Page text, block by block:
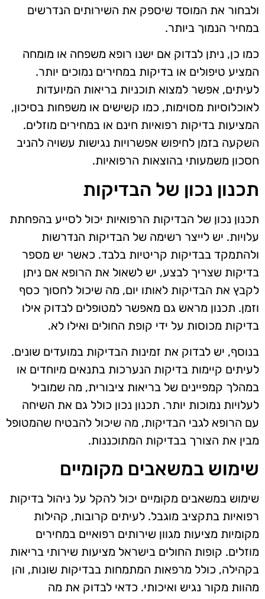
ולבחור את המוסד שיספק את השירותים הנדרשים
במחיר הנמוך ביותר.
כמו כן, ניתן לבדוק אם ישנו רופא משפחה או מומחה
המציע טיפולים או בדיקות במחירים נמוכים יותר.
לעיתים, אפשר למצוא תוכניות בריאות המיועדות
לאוכלוסיות מסוימות, כמו קשישים או משפחות בסיכון,
המציעות בדיקות רפואיות חינם או במחירים מוזלים.
השקעה בזמן לחיפוש אפשרויות נגישות עשויה להניב
חסכון משמעותי בהוצאות הרפואיות.
תכנון נכון של הבדיקות
תכנון נכון של הבדיקות הרפואיות יכול לסייע בהפחתת
עלויות. יש לייצר רשימה של הבדיקות הנדרשות
ולהתמקד בבדיקות קריטיות בלבד. כאשר יש מספר
בדיקות שצריך לבצע, יש לשאול את הרופא אם ניתן
לקבץ את הבדיקות לאותו יום, מה שיכול לחסוך כסף
וזמן. תכנון מראש גם מאפשר למטופלים לבדוק אילו
בדיקות מכוסות על ידי קופת החולים ואילו לא.
בנוסף, יש לבדוק את זמינות הבדיקות במועדים שונים.
לעיתים קיימות בדיקות הנערכות בתנאים מיוחדים או
במהלך קמפיינים של בריאות ציבורית, מה שמוביל
לעלויות נמוכות יותר. תכנון נכון כולל גם את השיחה
עם הרופא לגבי הבדיקות, מה שיכול להבטיח שהמטופל
מבין את הצורך בבדיקות המתוכננות.
שימוש במשאבים מקומיים
שימוש במשאבים מקומיים יכול להקל על ניהול בדיקות
רפואיות בתקציב מוגבל. לעיתים קרובות, קהילות
מקומיות מציעות מגוון שירותים רפואיים במחירים
מוזלים. קופות החולים בישראל מציעות שירותי בריאות
בקהילה, כולל מרפאות המתמחות בבדיקות שונות, והן
מהוות מקור נגיש ואיכותי. כדאי לבדוק את מה